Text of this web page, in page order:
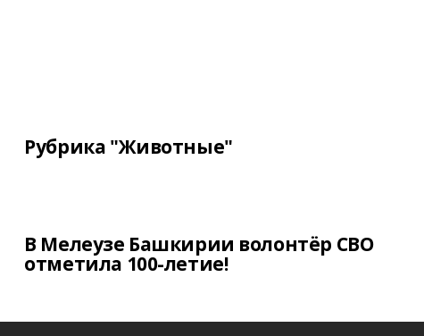
Рубрика "Животные"
В Мелеузе Башкирии волонтёр СВО
отметила 100-летие!